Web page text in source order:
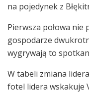
na pojedynek z
Pierwsza połowa nie
gospodarze
wygrywają to
W tabeli zmiana
fotel lidera wskakuje